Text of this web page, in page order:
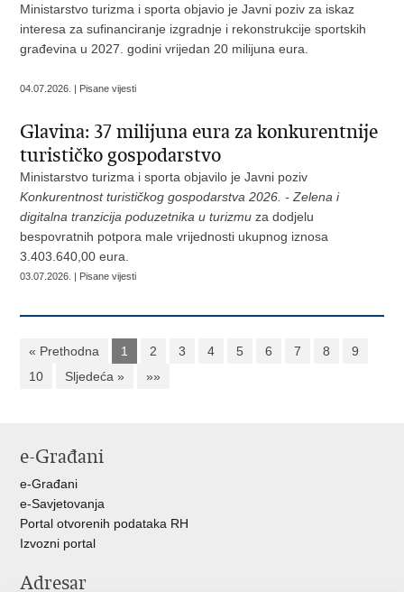
Ministarstvo turizma i sporta objavio je Javni poziv za iskaz
interesa za sufinanciranje izgradnje i rekonstrukcije sportskih
građevina u 2027. godini vrijedan 20 milijuna eura.
04.07.2026. | Pisane vijesti
Glavina: 37 milijuna eura za konkurentnije
turističko gospodarstvo
Ministarstvo turizma i sporta objavilo je Javni poziv
Konkurentnost turističkog gospodarstva 2026. - Zelena i
digitalna tranzicija poduzetnika u turizmu za dodjelu
bespovratnih potpora male vrijednosti ukupnog iznosa
3.403.640,00 eura.
03.07.2026. | Pisane vijesti
« Prethodna 1 2 3 4 5 6 7 8
9
10
Sljedeća » »»
e-Građani
e-Građani
e-Savjetovanja
Portal otvorenih podataka RH
Izvozni portal
Adresar